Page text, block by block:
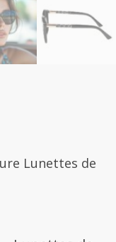
Lunettes de